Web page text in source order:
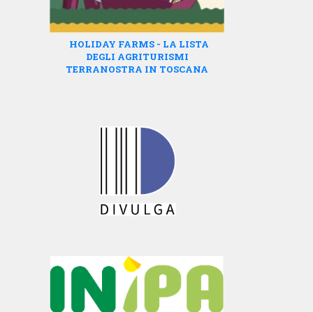
HOLIDAY FARMS - LA LISTA
DEGLI AGRITURISMI
TERRANOSTRA IN TOSCANA